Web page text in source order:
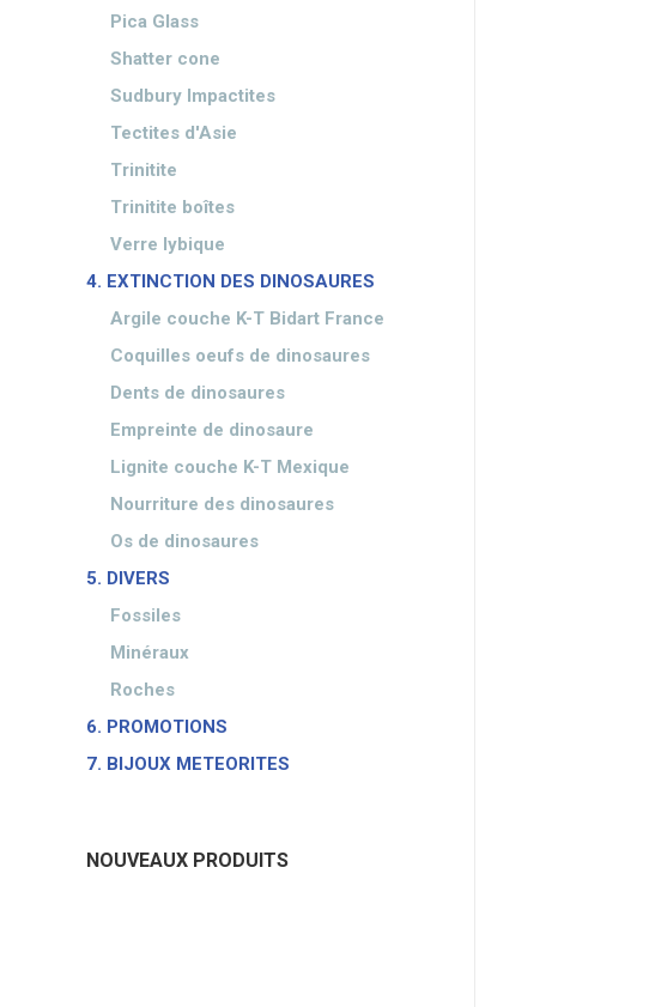
Pica Glass
Shatter cone
Sudbury Impactites
Tectites d'Asie
Trinitite
Trinitite boîtes
Verre lybique
4. EXTINCTION DES DINOSAURES
Argile couche K-T Bidart France
Coquilles oeufs de dinosaures
Dents de dinosaures
Empreinte de dinosaure
Lignite couche K-T Mexique
Nourriture des dinosaures
Os de dinosaures
5. DIVERS
Fossiles
Minéraux
Roches
6. PROMOTIONS
7. BIJOUX METEORITES
NOUVEAUX PRODUITS